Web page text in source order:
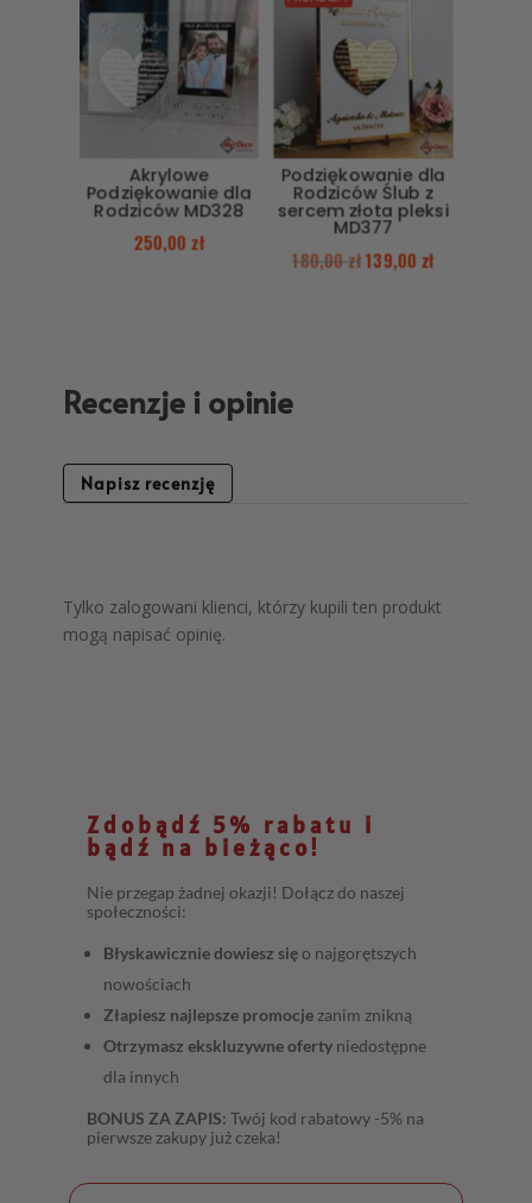
Akrylowe
Podziękowanie dla
Rodziców MD328
250,00zł
Podziękowanie dla
Rodziców Ślub z
sercem złota pleksi
MD377
180,00 zł139,00 zł
Recenzje i opinie
Napisz recenzję
Tylko zalogowani klienci, którzy kupili ten produkt
mogą napisać opinię.
Zdobądź 5% rabatu i
bądź na bieżąco!
Nie przegap żadnej okazji! Dołącz do naszej
społeczności:
Błyskawicznie dowiesz sięo najgorętszych
nowościach
Złapiesz najlepsze promocje zanim znikną
Otrzymasz ekskluzywne oferty niedostępne
dla innych
BONUS ZA ZAPIS: Twój kod rabatowy -5% na
pierwsze zakupy już czeka!